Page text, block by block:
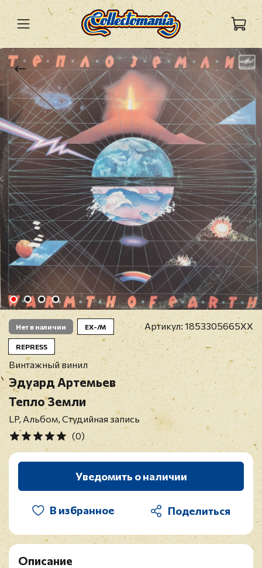
Нет в наличии EX-/M
REPRESS
Артикул: 1853305665XX
Винтажный винил
Эдуард Артемьев
Тепло Земли
LP, Альбом, Студийная запись
(0)
Уведомить о наличии
В избранное
Описание